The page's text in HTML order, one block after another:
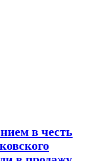
в честь